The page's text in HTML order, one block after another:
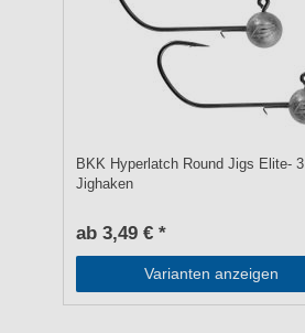
BKK Hyperlatch Round Jigs Elite- 3
Jighaken
ab 3,49 € *
Varianten anzeigen